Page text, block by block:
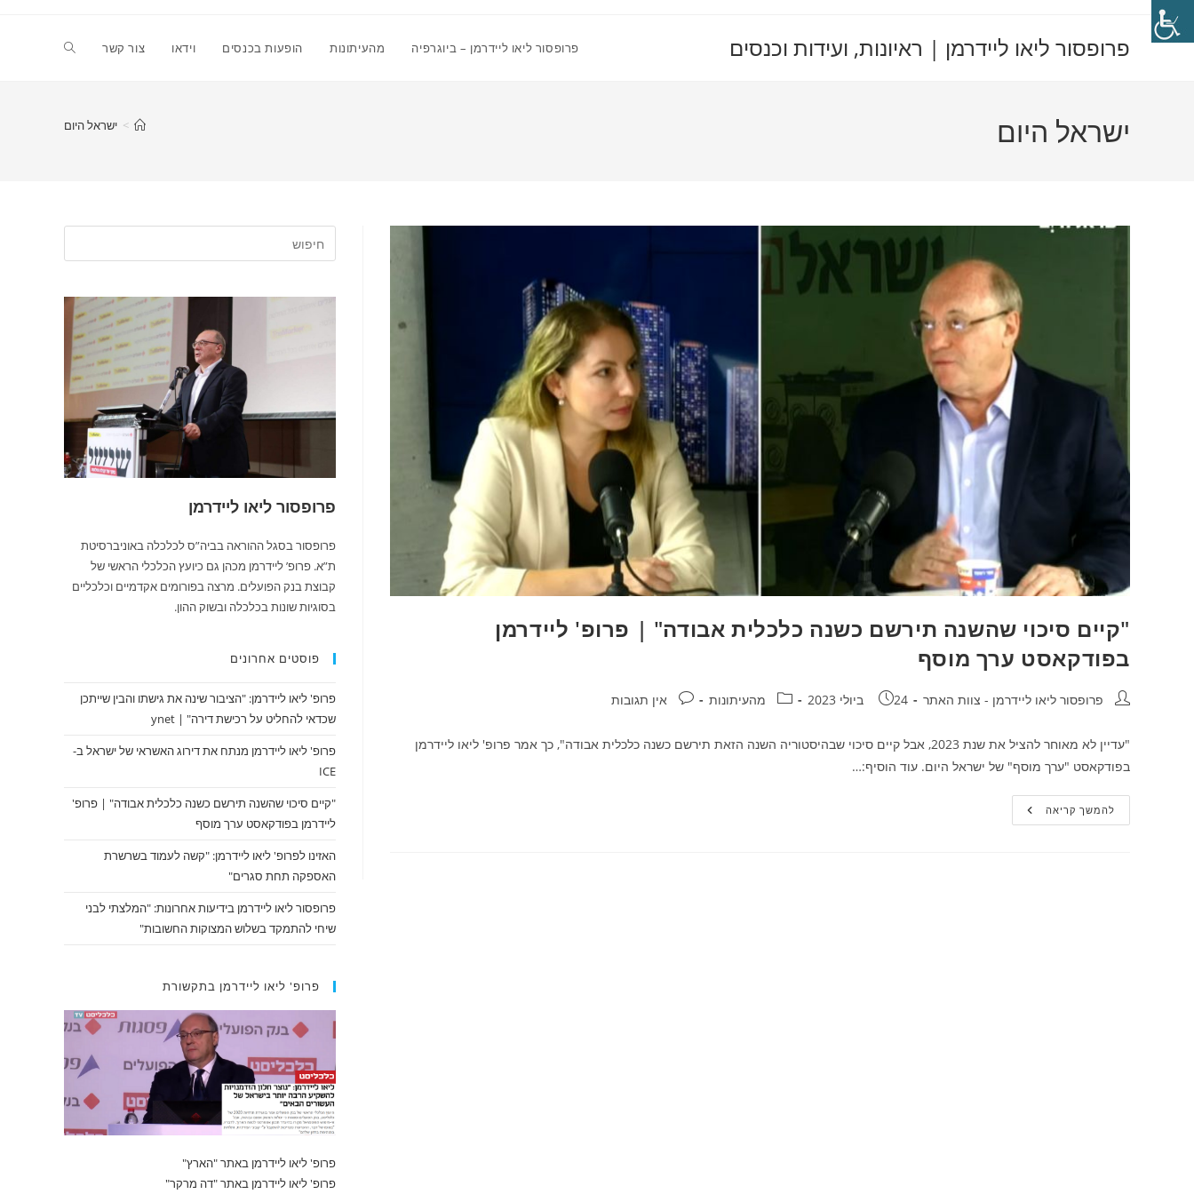
פרופסור ליאו ליידרמן | ראיונות, ועידות וכנסים פרופסור ליאו ליידרמן – ביוגרפיה מהעיתונות הופעות בכנסים וידאו צור קשר Toggle
ישראל היום > ישראל היום
"קיים סיכוי שהשנה תירשם כשנה כלכלית אבודה" | פרופ' ליידרמן
בפודקאסט ערך מוסף
מחבר:פרופסור ליאו ליידרמן - צוות האתר פורסם:
24 ביולי 2023 קטגוריה:מהעיתונות תגובות:אין תגובות
"עדיין לא מאוחר להציל את שנת 2023, אבל קיים סיכוי שבהיסטוריה השנה הזאת תירשם כשנה כלכלית אבודה", כך אמר פרופ' ליאו ליידרמן
בפודקאסט "ערך מוסף" של ישראל היום. עוד הוסיף:…
להמשך קריאה"קיים
סיכוי
פרופסור ליאו ליידרמן
פרופסור בסגל ההוראה בביה”ס לכלכלה באוניברסיטת
ת”א. פרופ’ ליידרמן מכהן גם כיועץ הכלכלי הראשי של
קבוצת בנק הפועלים. מרצה בפורומים אקדמיים וכלכליים
בסוגיות שונות בכלכלה ובשוק ההון.
פוסטים אחרונים
פרופ' ליאו ליידרמן: "הציבור שינה את גישתו והבין שייתכן
שכדאי להחליט על רכישת דירה" | ynet
פרופ' ליאו ליידרמן מנתח את דירוג האשראי של ישראל ב-
ICE
"קיים סיכוי שהשנה תירשם כשנה כלכלית אבודה" | פרופ'
ליידרמן בפודקאסט ערך מוסף
האזינו לפרופ' ליאו ליידרמן: "קשה לעמוד בשרשרת
האספקה תחת סגרים"
פרופסור ליאו ליידרמן בידיעות אחרונות: "המלצתי לבני
שיחי להתמקד בשלוש המצוקות החשובות"
פרופ' ליאו ליידרמן בתקשורת
פרופ' ליאו ליידרמן באתר "הארץ"
פרופ' ליאו ליידרמן באתר "דה מרקר"